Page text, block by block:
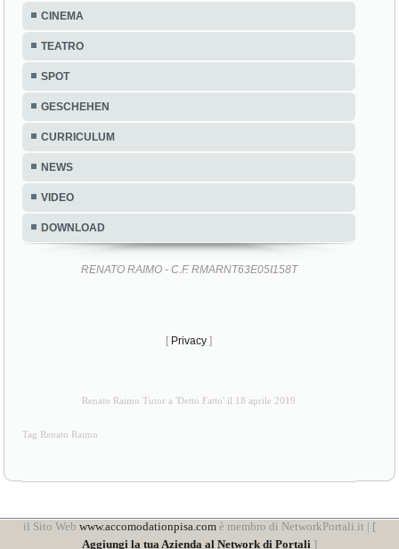
CINEMA
TEATRO
SPOT
GESCHEHEN
CURRICULUM
NEWS
VIDEO
DOWNLOAD
RENATO RAIMO - C.F. RMARNT63E05I158T
[ Privacy ]
Renato Raimo Tutor a 'Detto Fatto' il 18 aprile 2019
Tag Renato Raimo
il Sito Web www.accomodationpisa.com è membro di NetworkPortali.it | [
Aggiungi la tua Azienda al Network di Portali ]